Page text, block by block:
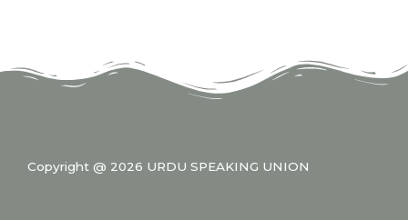
Copyright @ 2026 URDU SPEAKING UNION